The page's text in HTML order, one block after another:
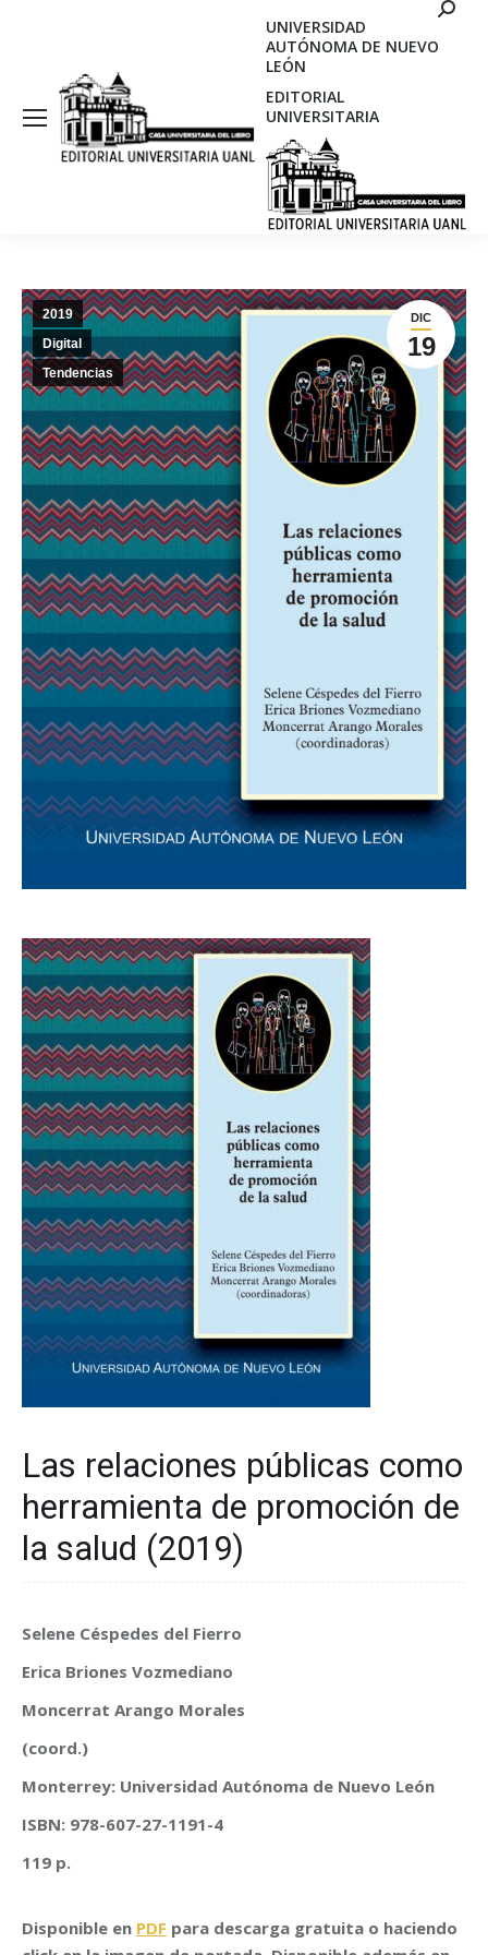
UNIVERSIDAD
AUTÓNOMA DE NUEVO
LEÓN
EDITORIAL
UNIVERSITARIA
DIC
19
2019
Digital
Tendencias
Las relaciones públicas como
herramienta de promoción de
la salud (2019)
Selene Céspedes del Fierro
Erica Briones Vozmediano
Moncerrat Arango Morales
(coord.)
Monterrey: Universidad Autónoma de Nuevo León
ISBN: 978-607-27-1191-4
119 p.
Disponible en PDF para descarga gratuita o haciendo